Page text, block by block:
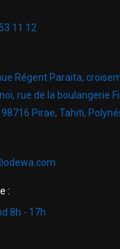
11 12
Régent Paraita,
rue de la boulangerie
Pirae, Tahiti,
:
8h - 17h